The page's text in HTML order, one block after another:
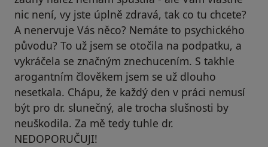
nic není, vy jste úplně zdravá, tak co tu chcete?
A nenervuje Vás něco? Nemáte to psychického
původu? To už jsem se otočila na podpatku, a
vykráčela se značným znechucením. S takhle
arogantním člověkem jsem se už dlouho
nesetkala. Chápu, že každý den v práci nemusí
být pro dr. slunečný, ale trocha slušnosti by
neuškodila. Za mě tedy tuhle dr.
NEDOPORUČUJI!